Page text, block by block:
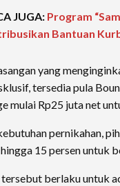
JUGA: Program
Bantuan
yang
tersedia pula
mulai Rp25 juta net
pernikahan,
15 persen untuk
berlaku untuk